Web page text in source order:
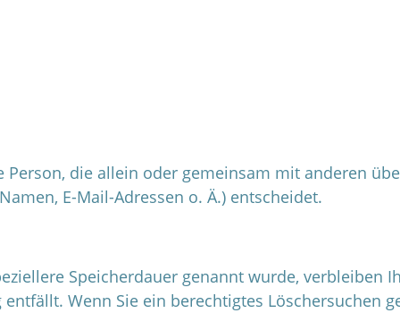
die allein oder gemeinsam mit anderen
E-Mail-Adressen o. Ä.) entscheidet.
Speicherdauer genannt wurde, verbleiben
Wenn Sie ein berechtigtes Löschersuchen